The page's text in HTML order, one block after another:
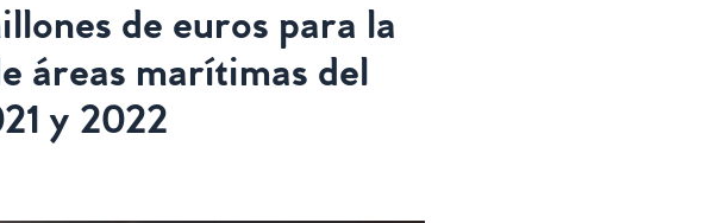
de euros para la
áreas marítimas del
y 2022